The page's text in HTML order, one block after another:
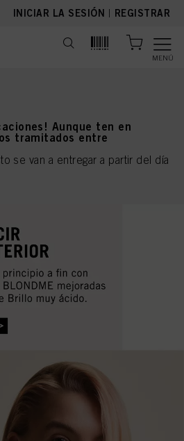
INICIAR LA SESIÓN | REGISTRAR
MENÚ
Aunque ten en
tramitados entre
se van a entregar a partir del día